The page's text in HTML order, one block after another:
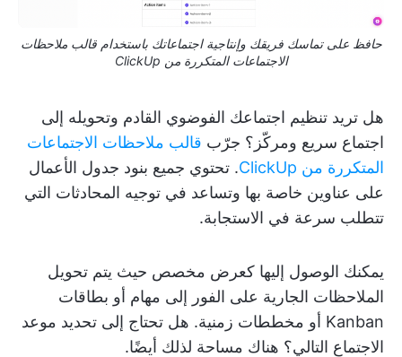
حافظ على تماسك فريقك وإنتاجية اجتماعاتك باستخدام قالب ملاحظات
الاجتماعات المتكررة من ClickUp
هل تريد تنظيم اجتماعك الفوضوي القادم وتحويله إلى
اجتماع سريع ومركّز؟ جرّب قالب ملاحظات الاجتماعات
المتكررة من ClickUp
. تحتوي جميع بنود جدول الأعمال
على عناوين خاصة بها وتساعد في توجيه المحادثات التي
تتطلب سرعة في الاستجابة.
يمكنك الوصول إليها كعرض مخصص حيث يتم تحويل
الملاحظات الجارية على الفور إلى مهام أو بطاقات
Kanban أو مخططات زمنية. هل تحتاج إلى تحديد موعد
الاجتماع التالي؟ هناك مساحة لذلك أيضًا.